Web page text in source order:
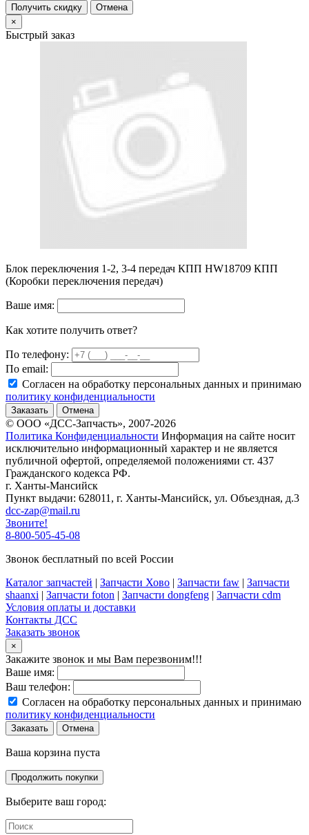
Получить скидку
Отмена
×
Быстрый заказ
Блок переключения 1-2, 3-4 передач КПП HW18709 КПП
(Коробки переключения передач)
Ваше имя:
Как хотите получить ответ?
По телефону:
По email:
Согласен на обработку персональных данных и принимаю
политику конфиденциальности
Заказать Отмена
© ООО «ДСС-Запчасть», 2007-2026
Политика Конфиденциальности Информация на сайте носит
исключительно информационный характер и не является
публичной офертой, определяемой положениями ст. 437
Гражданского кодекса РФ.
г. Ханты-Мансийск
Пункт выдачи: 628011, г. Ханты-Мансийск, ул. Объездная, д.3
dcc-zap@mail.ru
Звоните!
8-800-505-45-08
Звонок бесплатный по всей России
Каталог запчастей | Запчасти Хово | Запчасти faw | Запчасти
shaanxi | Запчасти foton | Запчасти dongfeng | Запчасти cdm
Условия оплаты и доставки
Контакты ДСС
Заказать звонок
×
Закажите звонок и мы Вам перезвоним!!!
Ваше имя:
Ваш телефон:
Согласен на обработку персональных данных и принимаю
политику конфиденциальности
Заказать Отмена
Ваша корзина пуста
Продолжить покупки
Выберите ваш город: